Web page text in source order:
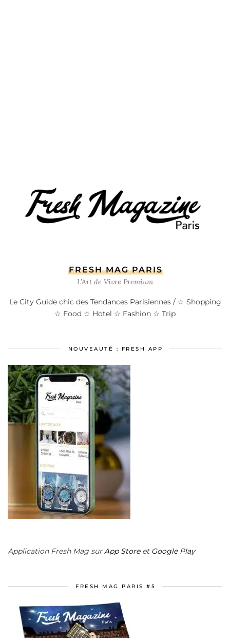
FRESH MAG PARIS
L’Art de Vivre Premium
Le City Guide chic des Tendances Parisiennes / ☆ Shopping
☆ Food ☆ Hotel ☆ Fashion ☆ Trip
NOUVEAUTÉ : FRESH APP
Application Fresh Mag surApp Storeet Google Play
FRESH MAG PARIS #5